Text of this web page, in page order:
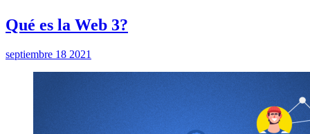
Qué es la Web 3?
septiembre 18 2021